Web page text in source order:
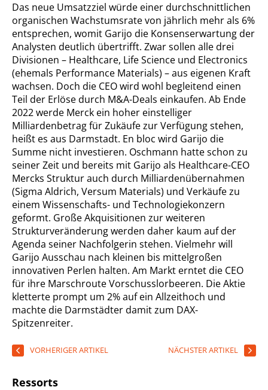
Das neue Umsatzziel würde einer durchschnittlichen
organischen Wachstumsrate von jährlich mehr als 6%
entsprechen, womit Garijo die Konsenserwartung der
Analysten deutlich übertrifft. Zwar sollen alle drei
Divisionen – Healthcare, Life Science und Electronics
(ehemals Performance Materials) – aus eigenen Kraft
wachsen. Doch die CEO wird wohl begleitend einen
Teil der Erlöse durch M&A-Deals einkaufen. Ab Ende
2022 werde Merck ein hoher einstelliger
Milliardenbetrag für Zukäufe zur Verfügung stehen,
heißt es aus Darmstadt. En bloc wird Garijo die
Summe nicht investieren. Oschmann hatte schon zu
seiner Zeit und bereits mit Garijo als Healthcare-CEO
Mercks Struktur auch durch Milliardenübernahmen
(Sigma Aldrich, Versum Materials) und Verkäufe zu
einem Wissenschafts- und Technologiekonzern
geformt. Große Akquisitionen zur weiteren
Strukturveränderung werden daher kaum auf der
Agenda seiner Nachfolgerin stehen. Vielmehr will
Garijo Ausschau nach kleinen bis mittelgroßen
innovativen Perlen halten. Am Markt erntet die CEO
für ihre Marschroute Vorschusslorbeeren. Die Aktie
kletterte prompt um 2% auf ein Allzeithoch und
machte die Darmstädter damit zum DAX-
Spitzenreiter.
VORHERIGER ARTIKEL NÄCHSTER ARTIKEL
Ressorts